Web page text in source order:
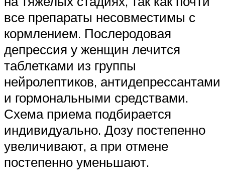
все препараты несовместимы с
кормлением. Послеродовая
депрессия у женщин лечится
таблетками из группы
нейролептиков, антидепрессантами
и гормональными средствами.
Схема приема подбирается
индивидуально. Дозу постепенно
увеличивают, а при отмене
постепенно уменьшают.